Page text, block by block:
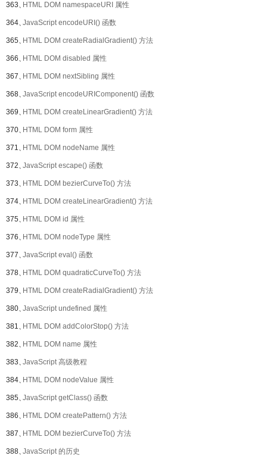
363、HTML DOM namespaceURI 属性
364、JavaScript encodeURI() 函数
365、HTML DOM createRadialGradient() 方法
366、HTML DOM disabled 属性
367、HTML DOM nextSibling 属性
368、JavaScript encodeURIComponent() 函数
369、HTML DOM createLinearGradient() 方法
370、HTML DOM form 属性
371、HTML DOM nodeName 属性
372、JavaScript escape() 函数
373、HTML DOM bezierCurveTo() 方法
374、HTML DOM createLinearGradient() 方法
375、HTML DOM id 属性
376、HTML DOM nodeType 属性
377、JavaScript eval() 函数
378、HTML DOM quadraticCurveTo() 方法
379、HTML DOM createRadialGradient() 方法
380、JavaScript undefined 属性
381、HTML DOM addColorStop() 方法
382、HTML DOM name 属性
383、JavaScript 高级教程
384、HTML DOM nodeValue 属性
385、JavaScript getClass() 函数
386、HTML DOM createPattern() 方法
387、HTML DOM bezierCurveTo() 方法
388、JavaScript 的历史